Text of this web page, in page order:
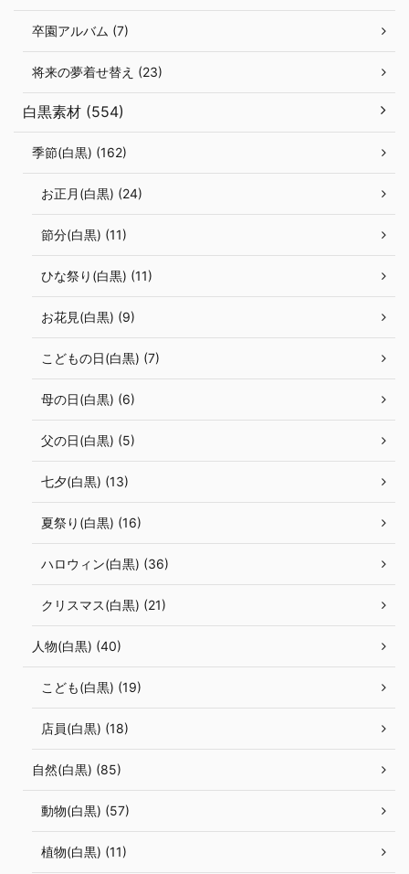
卒園アルバム (7)
将来の夢着せ替え (23)
白黒素材 (554)
季節(白黒) (162)
お正月(白黒) (24)
節分(白黒) (11)
ひな祭り(白黒) (11)
お花見(白黒) (9)
こどもの日(白黒) (7)
母の日(白黒) (6)
父の日(白黒) (5)
七夕(白黒) (13)
夏祭り(白黒) (16)
ハロウィン(白黒) (36)
クリスマス(白黒) (21)
人物(白黒) (40)
こども(白黒) (19)
店員(白黒) (18)
自然(白黒) (85)
動物(白黒) (57)
植物(白黒) (11)